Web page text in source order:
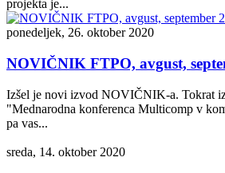
projekta je...
ponedeljek, 26. oktober 2020
NOVIČNIK FTPO, avgust,
Izšel je novi izvod NOVIČNIK-a. Tokrat
"Mednarodna konferenca Multicomp v
pa vas...
sreda, 14. oktober 2020